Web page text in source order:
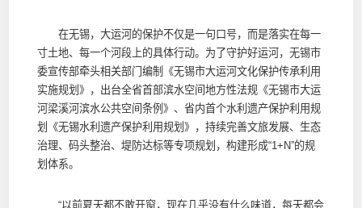
在无锡，大运河的保护不仅是一句口号，而是落实在每一
寸土地、每一个河段上的具体行动。为了守护好运河，无锡市
委宣传部牵头相关部门编制《无锡市大运河文化保护传承利用
实施规划》，出台全省首部滨水空间地方性法规《无锡市大运
河梁溪河滨水公共空间条例》、省内首个水利遗产保护利用规
划《无锡水利遗产保护利用规划》，持续完善文旅发展、生态
治理、码头整治、堤防达标等专项规划，构建形成“1+N”的规
划体系。
“以前夏天都不敢开窗，现在几乎没有什么味道，每天都会